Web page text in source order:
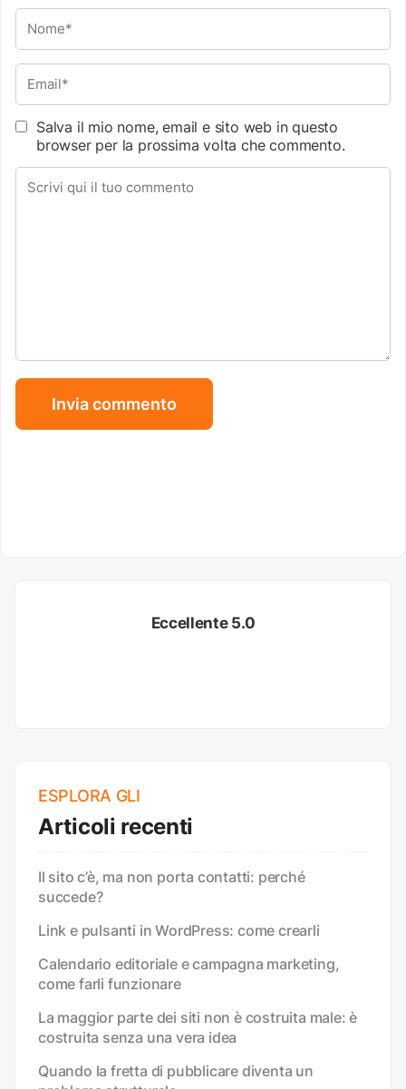
Salva il mio nome, email e sito web in questo
browser per la prossima volta che commento.
Eccellente 5.0
ESPLORA GLI
Articoli recenti
Il sito c’è, ma non porta contatti: perché
succede?
Link e pulsanti in WordPress: come crearli
Calendario editoriale e campagna marketing,
come farli funzionare
La maggior parte dei siti non è costruita male: è
costruita senza una vera idea
Quando la fretta di pubblicare diventa un